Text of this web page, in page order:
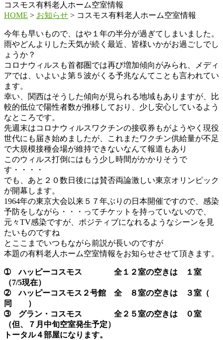
コスモス有料老人ホーム空室情報
HOME > お知らせ > コスモス有料老人ホーム空室情報
今年も早いもので、はや１年の半分が過ぎてしまいました。
雨やどんよりした天気が続く最近、皆様いかがお過ごしでし
ょうか？
コロナウィルスも首都圏では再び増加傾向がみられ、メディ
アでは、いよいよ第５波がくる予兆なんてことも言われてい
ます。
幸い、関西はそうした傾向が見られる地域もありますが、比
較的低位で陽性者数が推移しており、少し安心しているよう
なところです。
先週末はコロナウィルスワクチンの接収券もがようやく現役
世代にも届き始めましたが、これまたワクチン供給量が不足
で大規模接種会場が維持できないなんて報道もあり
このウィルス打倒にはもう少し時間がかかりそうで
す・・・・
でも、あと２０数日後には賛否両論激しい東京オリンピック
が開幕します。
1964年の東京大会以来５７年ぶりの日本開催ですので、感染
予防をしながら・・・ってチケットを持っていないので、
元々TV感染ですが、ポジティブになれるようなシーンを見
たいものですね
とここまでいつもながら前説が長いのですが
本題の有料老人ホーム空室情報をお知らせさせて頂きます。
➀ ハッピーコスモス 全１２室の空きは １室
（7/5現在）
➁ ハッピーコスモス２号館 全 ８室の空きは ３室（
同 ）
➂ グラン・コスモス 全２５室の空きは ０室
（但、７月中旬空室発生予定）
トータル４部屋になります。